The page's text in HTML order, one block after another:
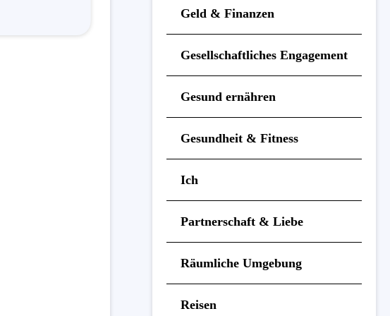
Geld & Finanzen
Gesellschaftliches Engagement
Gesund ernähren
Gesundheit & Fitness
Ich
Partnerschaft & Liebe
Räumliche Umgebung
Reisen